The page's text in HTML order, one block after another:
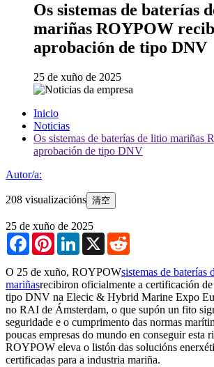
Os sistemas de baterías
mariñas ROYPOW
aprobación de tipo DNV
25 de xuño de 2025
Inicio
Noticias
Os sistemas de baterías de litio mariñas
aprobación de tipo DNV
Autor/a:
208 visualizacións 清空
25 de xuño de 2025
FacebookPinterestLinkedIn
X
O 25 de xuño, ROYPOWsistemas de baterías
mariñasrecibiron oficialmente a certificación
tipo DNV na Elecic & Hybrid Marine Expo
no RAI de Ámsterdam, o que supón un fito
seguridade e o cumprimento das normas
poucas empresas do mundo en conseguir esta
ROYPOW eleva o listón das solucións
certificadas para a industria mariña.